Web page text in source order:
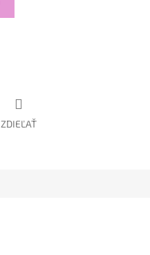
ZDIEĽAŤ